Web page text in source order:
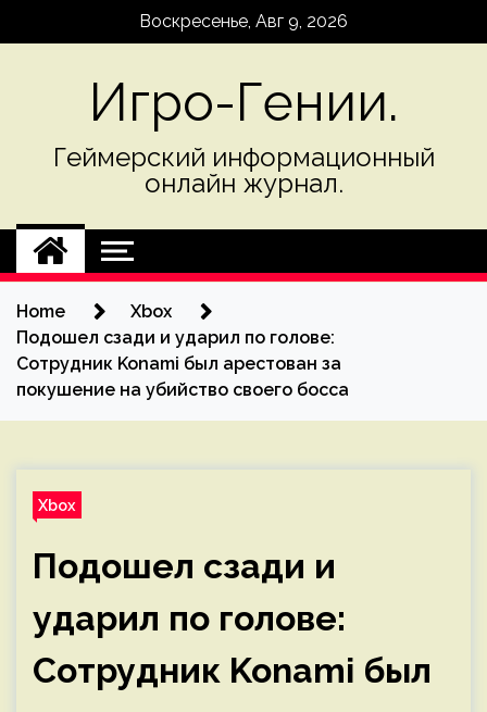
Воскресенье, Авг 9, 2026
Игро-Гении.
Геймерский информационный
онлайн журнал.
Home
Xbox
Подошел сзади и ударил по голове:
Сотрудник Konami был арестован за
покушение на убийство своего босса
Xbox
Подошел сзади и
ударил по голове:
Сотрудник Konami был